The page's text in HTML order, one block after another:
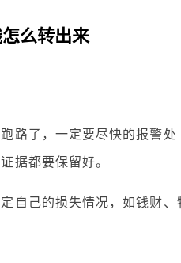
么转出来
路了，一定要尽快的报警处
据都要保留好。
自己的损失情况，如钱财、